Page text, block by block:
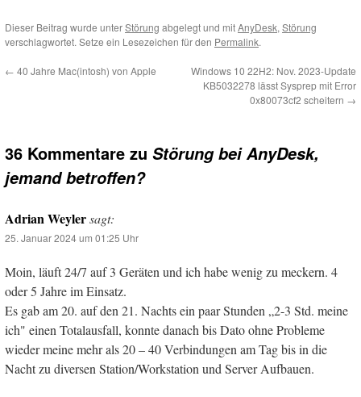
Dieser Beitrag wurde unterStörung abgelegt und mitAnyDesk, Störung
verschlagwortet. Setze ein Lesezeichen für den Permalink.
← 40 Jahre Mac(intosh) von Apple
Windows 10 22H2: Nov. 2023-Update
KB5032278 lässt Sysprep mit Error
0x80073cf2 scheitern →
36 Kommentare zu Störung bei AnyDesk,
jemand betroffen?
Adrian Weylersagt:
25. Januar 2024 um 01:25 Uhr
Moin, läuft 24/7 auf 3 Geräten und ich habe wenig zu meckern. 4
oder 5 Jahre im Einsatz.
Es gab am 20. auf den 21. Nachts ein paar Stunden „2-3 Std. meine
ich" einen Totalausfall, konnte danach bis Dato ohne Probleme
wieder meine mehr als 20 – 40 Verbindungen am Tag bis in die
Nacht zu diversen Station/Workstation und Server Aufbauen.